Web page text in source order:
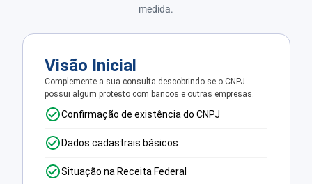
medida.
Visão Inicial
Complemente a sua consulta descobrindo se o CNPJ
possui algum protesto com bancos e outras empresas.
Confirmação de existência do CNPJ
Dados cadastrais básicos
Situação na Receita Federal